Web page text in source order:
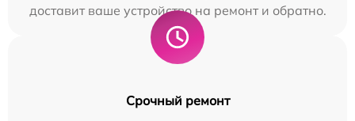
доставит ваше устройство на ремонт и обратно.
Срочный ремонт